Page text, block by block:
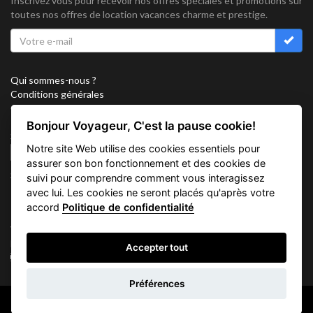
d'informations
toutes nos offres de location vacances charme et prestige.
Qui sommes-nous ?
Conditions générales
Confidentialité
Partenariat
Sitemap
Cookies
Suivez nous sur
Vacation Key Corp. 2905 Point East Drive #L-215. Aventura.
FLORIDA 33160.
Bonjour Voyageur, C'est la pause cookie!
Notre site Web utilise des cookies essentiels pour
assurer son bon fonctionnement et des cookies de
suivi pour comprendre comment vous interagissez
avec lui. Les cookies ne seront placés qu'après votre
accord Politique de confidentialité
Accepter tout
Préférences